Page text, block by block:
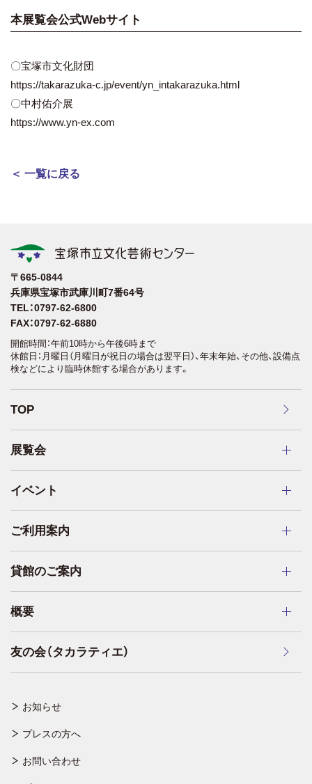
本展覧会公式Webサイト
〇宝塚市文化財団
https://takarazuka-c.jp/event/yn_intakarazuka.html
〇中村佑介展
https://www.yn-ex.com
＜ 一覧に戻る
お知らせ
プレスの方へ
お問い合わせ
TOP
展覧会
イベント
ご利用案内
貸館のご案内
概要
友の会（タカラティエ）
〒665-0844
兵庫県宝塚市武庫川町7番64号
TEL：0797-62-6800
FAX：0797-62-6880
開館時間：午前10時から午後6時まで
休館日：月曜日（月曜日が祝日の場合は翌平日）、年末年始、その他、設備点
検などにより臨時休館する場合があります。